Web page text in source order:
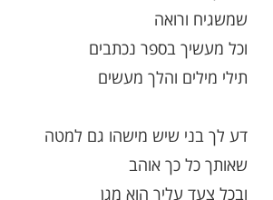
אלבז וניר קפטן מוציאים שיר
לבד". השיר מדבר על כך שאנו
כי ה' נמצא איתנו בכל רגע ורגע.
השיר "לא לבד":
שיש מישהו מלמעלה